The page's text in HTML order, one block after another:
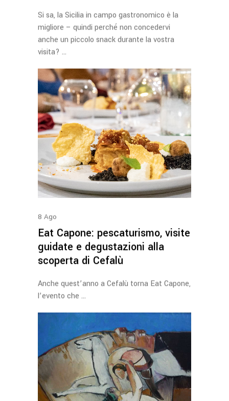
Si sa, la Sicilia in campo gastronomico è la
migliore – quindi perché non concedervi
anche un piccolo snack durante la vostra
visita?
8 Ago
Eat Capone: pescaturismo, visite
guidate e degustazioni alla
scoperta di Cefalù
Anche quest’anno a Cefalù torna Eat Capone,
l’evento che